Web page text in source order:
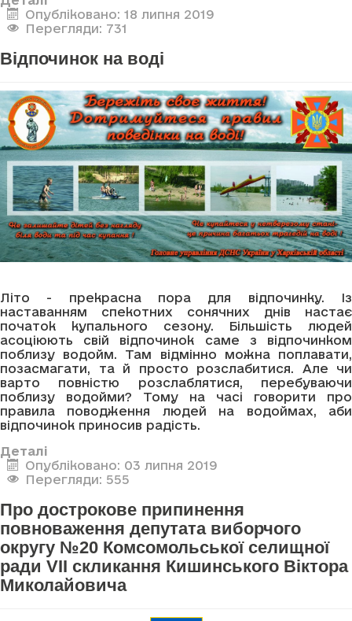
Опубліковано: 18 липня 2019
Перегляди: 731
Відпочинок на воді
Літо - прекрасна пора для відпочинку. Із
наставанням спекотних сонячних днів настає
початок купального сезону. Більшість людей
асоціюють свій відпочинок саме з відпочинком
поблизу водойм. Там відмінно можна поплавати,
позасмагати, та й просто розслабитися. Але чи
варто повністю розслаблятися, перебуваючи
поблизу водойми? Тому на часі говорити про
правила поводження людей на водоймах, аби
відпочинок приносив радість.
Деталі
Опубліковано: 03 липня 2019
Перегляди: 555
Про дострокове припинення
повноваження депутата виборчого
округу №20 Комсомольської селищної
ради VII скликання Кишинського Віктора
Миколайовича